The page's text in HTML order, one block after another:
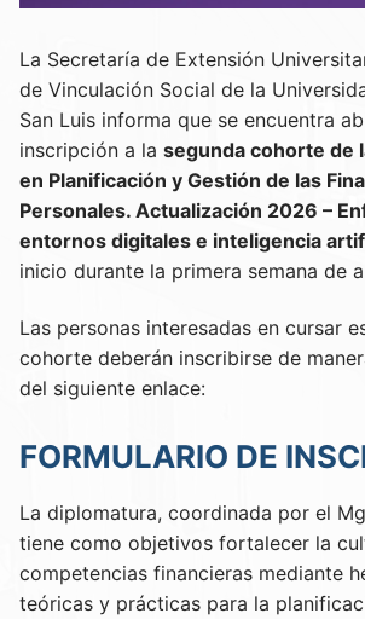
La Secretaría de Extensión
de Vinculación Social de la
San Luis informa que se encuentra
inscripción a la segunda cohorte de
en Planificación y Gestión de las
Personales. Actualización 2026 –
entornos digitales e inteligencia
inicio durante la primera semana de
Las personas interesadas en cursar
cohorte deberán inscribirse de
del siguiente enlace:
FORMULARIO DE
La diplomatura, coordinada por el
tiene como objetivos fortalecer la
competencias financieras mediante
teóricas y prácticas para la